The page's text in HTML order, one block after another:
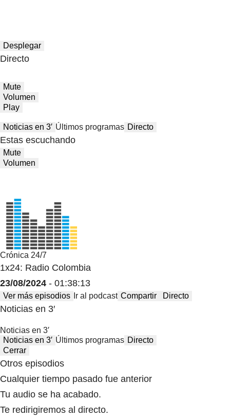
Desplegar
Directo
Mute
Volumen
Play
Noticias en 3′ Últimos programas Directo
Estas escuchando
Mute
Volumen
Crónica 24/7
1x24: Radio Colombia
23/08/2024 - 01:38:13
Ver más episodios Ir al podcast Compartir Directo
Noticias en 3′
Noticias en 3′
Noticias en 3′ Últimos programas Directo
Cerrar
Otros episodios
Cualquier tiempo pasado fue anterior
Tu audio se ha acabado.
Te redirigiremos al directo.